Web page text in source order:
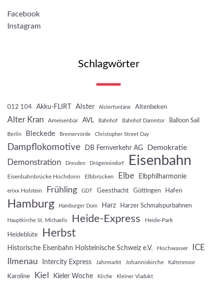
Facebook
Instagram
Schlagwörter
012 104 Akku-FLIRT Alster Alsterfontäne Altenbeken
Alter Kran Ameisenbär AVL Bahnhof Bahnhof Dammtor Balloon Sail
Berlin Bleckede Bremervörde Christopher Street Day
Dampflokomotive DB Fernverkehr AG Demokratie
Demonstration Dresden Drögennindorf Eisenbahn
Eisenbahnbrücke Hochdonn Elbbrücken Elbe Elbphilharmonie
erixx Holstein Frühling GDT Geesthacht Göttingen Hafen
Hamburg Hamburger Dom Harz Harzer Schmalspurbahnen
Hauptkirche St. Michaelis Heide-Express Heide-Park
Heideblüte Herbst
Historische Eisenbahn Holsteinische Schweiz e.V. Hochwasser ICE
Ilmenau Intercity Express Jahrmarkt Johanniskirche Kaltenmoor
Karoline Kiel Kieler Woche Kirche Kleiner Viadukt